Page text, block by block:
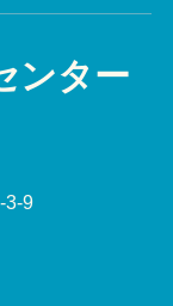
ンター
3-9